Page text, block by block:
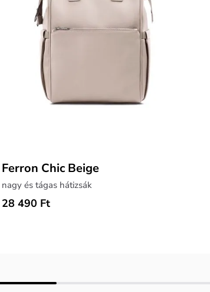
Ferron Chic Beige
nagy és tágas hátizsák
28 490 Ft